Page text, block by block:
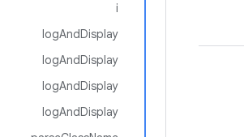
i
logAndDisplay
logAndDisplay
logAndDisplay
logAndDisplay